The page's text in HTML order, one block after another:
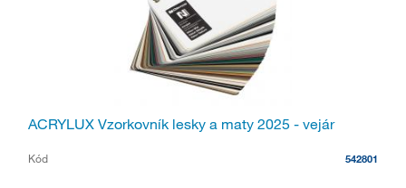
ACRYLUX Vzorkovník lesky a maty 2025 - vejár
Kód 542801